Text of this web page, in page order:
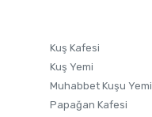
Kuş Kafesi
Kuş Yemi
Muhabbet Kuşu Yemi
Papağan Kafesi